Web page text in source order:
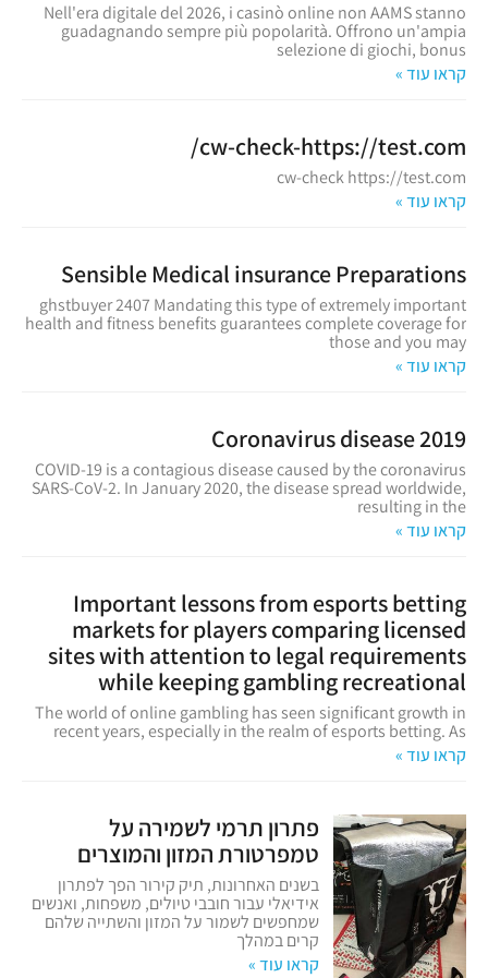
Nell'era digitale del 2026, i casinò online non AAMS stanno
guadagnando sempre più popolarità. Offrono un'ampia
selezione di giochi, bonus
קראו עוד »
cw-check-https://test.com/
cw-check https://test.com
קראו עוד »
Sensible Medical insurance Preparations
ghstbuyer 2407 Mandating this type of extremely important
health and fitness benefits guarantees complete coverage for
those and you may
קראו עוד »
Coronavirus disease 2019
COVID-19 is a contagious disease caused by the coronavirus
SARS-CoV-2. In January 2020, the disease spread worldwide,
resulting in the
קראו עוד »
Important lessons from esports betting
markets for players comparing licensed
sites with attention to legal requirements
while keeping gambling recreational
The world of online gambling has seen significant growth in
recent years, especially in the realm of esports betting. As
קראו עוד »
פתרון תרמי לשמירה על
טמפרטורת המזון והמוצרים
בשנים האחרונות, תיק קירור הפך לפתרון
אידיאלי עבור חובבי טיולים, משפחות, ואנשים
שמחפשים לשמור על המזון והשתייה שלהם
קרים במהלך
קראו עוד »